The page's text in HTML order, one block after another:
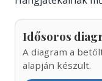
Idősoros
A diagram a
alapján készült.